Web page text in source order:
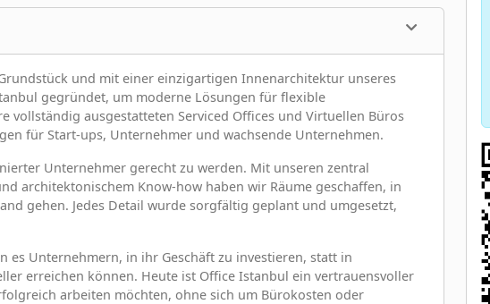
und mit einer einzigartigen Innenarchitektur unseres
gegründet, um moderne Lösungen für flexible
vollständig ausgestatteten Serviced Offices und Virtuellen Büros
für Start-ups, Unternehmer und wachsende Unternehmen.
Unternehmer gerecht zu werden. Mit unseren zentral
architektonischem Know-how haben wir Räume geschaffen, in
gehen. Jedes Detail wurde sorgfältig geplant und umgesetzt,
es Unternehmern, in ihr Geschäft zu investieren, statt in
erreichen können. Heute ist Office Istanbul ein vertrauensvoller
arbeiten möchten, ohne sich um Bürokosten oder